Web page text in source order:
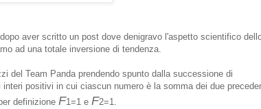
aver scritto un post dove denigravo l'aspetto scientifico
ad una totale inversione di tendenza.
del Team Panda prendendo spunto dalla successione di
positivi in cui ciascun numero è la somma dei due
definizione F1=1 e F2=1.